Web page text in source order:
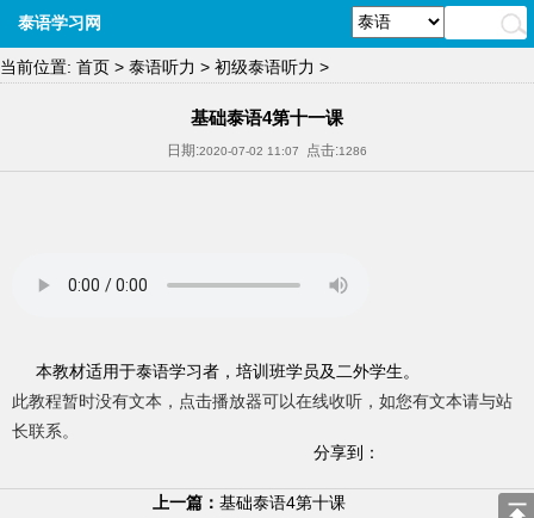
泰语学习网
当前位置: 首页 > 泰语听力 > 初级泰语听力 >
基础泰语4第十一课
日期:2020-07-02 11:07 点击:1286
本教材适用于泰语学习者，培训班学员及二外学生。
此教程暂时没有文本，点击播放器可以在线收听，如您有文本请与站
长联系。
分享到：
上一篇： 基础泰语4第十课